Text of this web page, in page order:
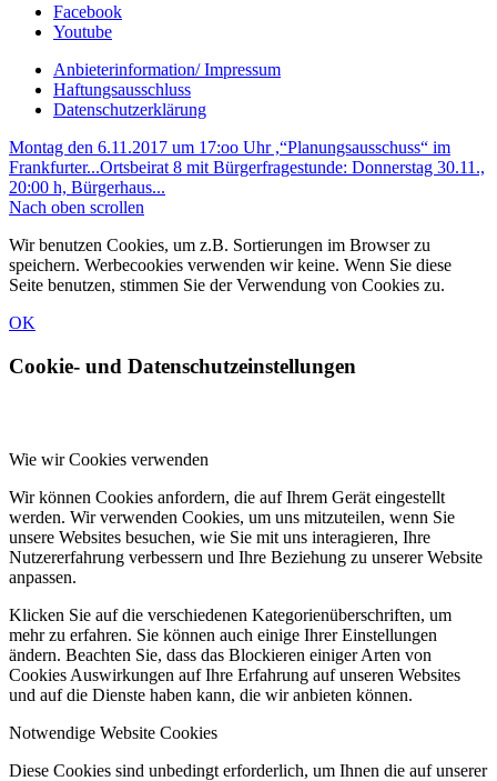
Facebook
Youtube
Anbieterinformation/ Impressum
Haftungsausschluss
Datenschutzerklärung
Montag den 6.11.2017 um 17:oo Uhr ,“Planungsausschuss“ im
Frankfurter...Ortsbeirat 8 mit Bürgerfragestunde: Donnerstag 30.11.,
20:00 h, Bürgerhaus...
Nach oben scrollen
Wir benutzen Cookies, um z.B. Sortierungen im Browser zu
speichern. Werbecookies verwenden wir keine. Wenn Sie diese
Seite benutzen, stimmen Sie der Verwendung von Cookies zu.
OK
Cookie- und Datenschutzeinstellungen
Wie wir Cookies verwenden
Wir können Cookies anfordern, die auf Ihrem Gerät eingestellt
werden. Wir verwenden Cookies, um uns mitzuteilen, wenn Sie
unsere Websites besuchen, wie Sie mit uns interagieren, Ihre
Nutzererfahrung verbessern und Ihre Beziehung zu unserer Website
anpassen.
Klicken Sie auf die verschiedenen Kategorienüberschriften, um
mehr zu erfahren. Sie können auch einige Ihrer Einstellungen
ändern. Beachten Sie, dass das Blockieren einiger Arten von
Cookies Auswirkungen auf Ihre Erfahrung auf unseren Websites
und auf die Dienste haben kann, die wir anbieten können.
Notwendige Website Cookies
Diese Cookies sind unbedingt erforderlich, um Ihnen die auf unserer